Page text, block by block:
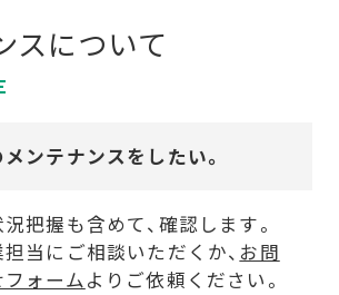
スについて
ンテナンスをしたい。
把握も含めて、確認します。
当にご相談いただくか、 お問
ォームよりご依頼ください。